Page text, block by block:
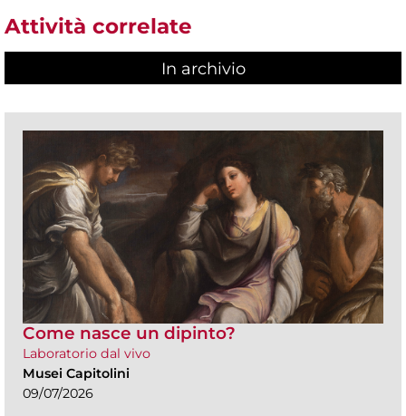
Attività correlate
In archivio
Come nasce un dipinto?
Laboratorio dal vivo
Musei Capitolini
09/07/2026